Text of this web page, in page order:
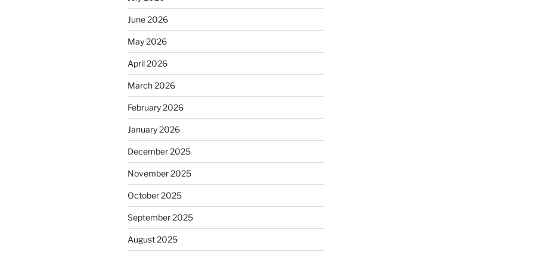
June 2026
May 2026
April 2026
March 2026
February 2026
January 2026
December 2025
November 2025
October 2025
September 2025
August 2025